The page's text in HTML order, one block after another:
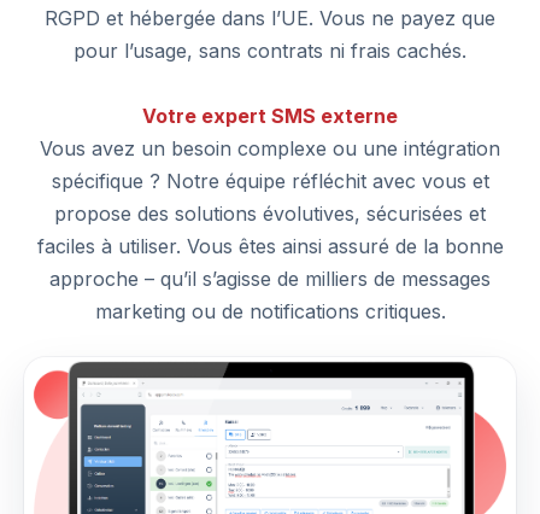
RGPD et hébergée dans l’UE. Vous ne payez que
pour l’usage, sans contrats ni frais cachés.
Votre expert SMS externe
Vous avez un besoin complexe ou une intégration
spécifique ? Notre équipe réfléchit avec vous et
propose des solutions évolutives, sécurisées et
faciles à utiliser. Vous êtes ainsi assuré de la bonne
approche – qu’il s’agisse de milliers de messages
marketing ou de notifications critiques.